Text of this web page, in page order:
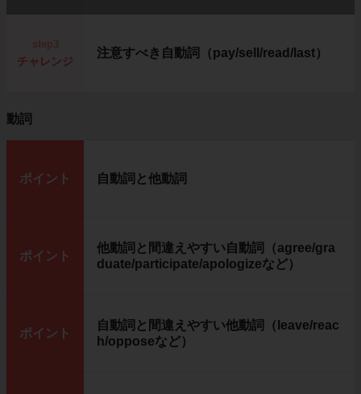
チャレンジ
注意すべき自動詞（pay/sell/read/last）
動詞
ポイント 自動詞と他動詞
ポイント
他動詞と間違えやすい自動詞（agree/gra
duate/participate/apologizeなど）
ポイント
自動詞と間違えやすい他動詞（leave/reac
h/opposeなど）